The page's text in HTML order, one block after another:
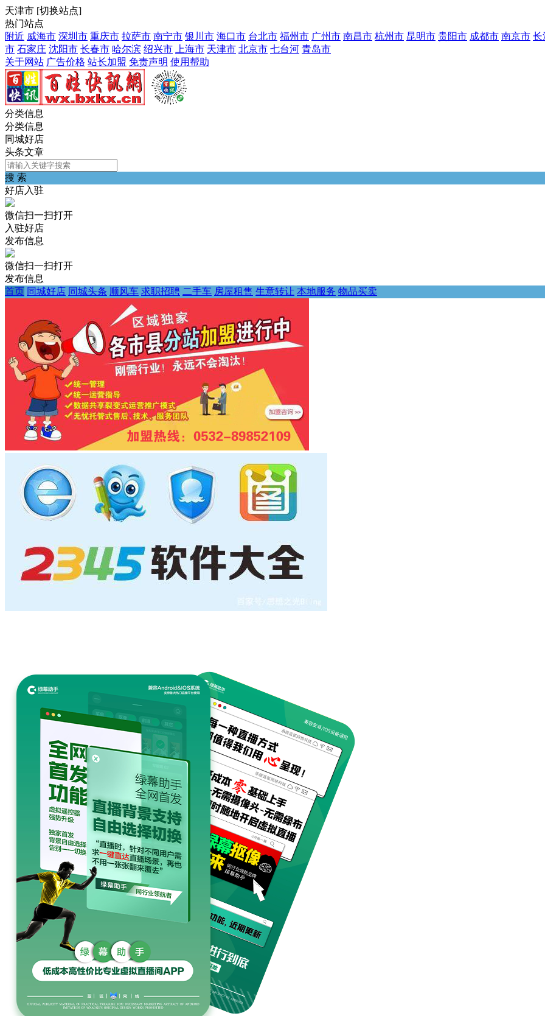
天津市 [切换站点]
热门站点
附近 威海市 深圳市 重庆市 拉萨市 南宁市 银川市 海口市 台北市 福州市 广州市 南昌市 杭州市 昆明市 贵阳市 成都市 南京市 长
市 石家庄 沈阳市 长春市 哈尔滨 绍兴市 上海市 天津市 北京市 七台河 青岛市
关于网站 广告价格 站长加盟 免责声明 使用帮助
分类信息
分类信息
同城好店
头条文章
搜 索
好店入驻
微信扫一扫打开
入驻好店
发布信息
微信扫一扫打开
发布信息
首页 同城好店 同城头条 顺风车 求职招聘 二手车 房屋租售 生意转让 本地服务 物品买卖